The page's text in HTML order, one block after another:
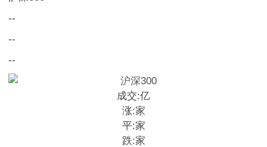
--
--
--
成交:亿
涨:家
平:家
跌:家